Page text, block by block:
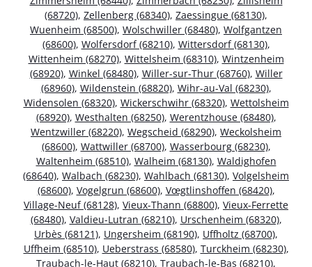
(68720), Zellenberg (68340), Zaessingue (68130),
Wuenheim (68500), Wolschwiller (68480), Wolfgantzen
(68600), Wolfersdorf (68210), Wittersdorf (68130),
Wittenheim (68270), Wittelsheim (68310), Wintzenheim
(68920), Winkel (68480), Willer-sur-Thur (68760), Willer
(68960), Wildenstein (68820), Wihr-au-Val (68230),
Widensolen (68320), Wickerschwihr (68320), Wettolsheim
(68920), Westhalten (68250), Werentzhouse (68480),
Wentzwiller (68220), Wegscheid (68290), Weckolsheim
(68600), Wattwiller (68700), Wasserbourg (68230),
Waltenheim (68510), Walheim (68130), Waldighofen
(68640), Walbach (68230), Wahlbach (68130), Volgelsheim
(68600), Vogelgrun (68600), Vœgtlinshoffen (68420),
Village-Neuf (68128), Vieux-Thann (68800), Vieux-Ferrette
(68480), Valdieu-Lutran (68210), Urschenheim (68320),
Urbès (68121), Ungersheim (68190), Uffholtz (68700),
Uffheim (68510), Ueberstrass (68580), Turckheim (68230),
Traubach-le-Haut (68210), Traubach-le-Bas (68210),